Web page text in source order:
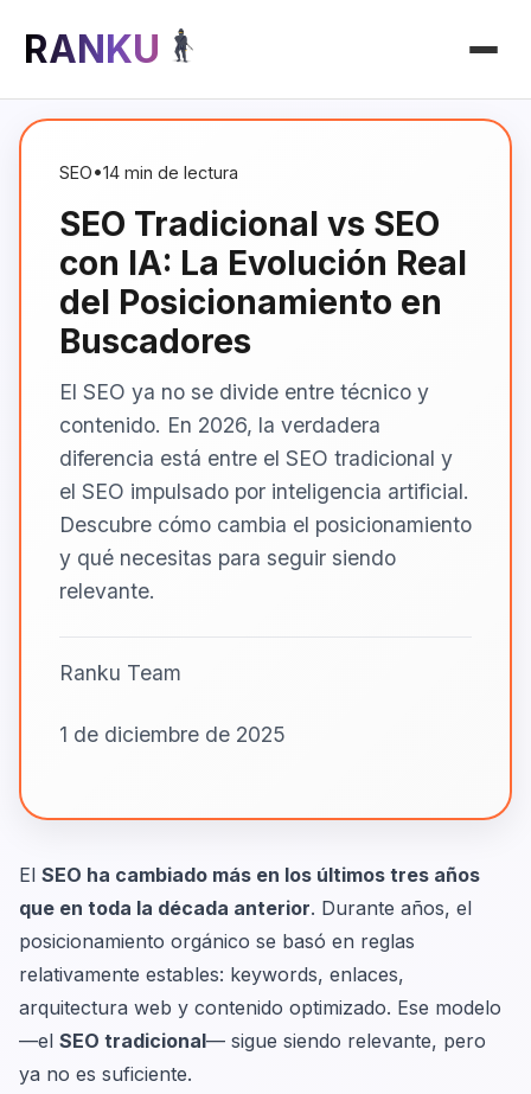
RANKU
SEO•14 min de lectura
SEO Tradicional vs SEO
con IA: La Evolución Real
del Posicionamiento en
Buscadores
El SEO ya no se divide entre técnico y
contenido. En 2026, la verdadera
diferencia está entre el SEO tradicional y
el SEO impulsado por inteligencia artificial.
Descubre cómo cambia el posicionamiento
y qué necesitas para seguir siendo
relevante.
Ranku Team
1 de diciembre de 2025
El SEO ha cambiado más en los últimos tres años
que en toda la década anterior. Durante años, el
posicionamiento orgánico se basó en reglas
relativamente estables: keywords, enlaces,
arquitectura web y contenido optimizado. Ese modelo
—el SEO tradicional— sigue siendo relevante, pero
ya no es suficiente.